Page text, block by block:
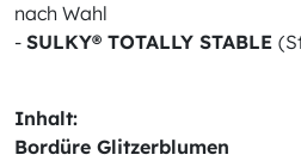
nach Wahl
- SULKY® TOTALLY STABLE
Inhalt:
Bordüre Glitzerblumen